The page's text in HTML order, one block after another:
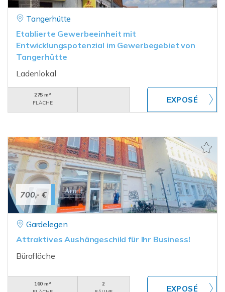
Tangerhütte
Etablierte Gewerbeeinheit mit
Entwicklungspotenzial im Gewerbegebiet von
Tangerhütte
Ladenlokal
275 m²
FLÄCHE
700,- €
Gardelegen
Attraktives Aushängeschild für Ihr Business!
Bürofläche
160 m²
2